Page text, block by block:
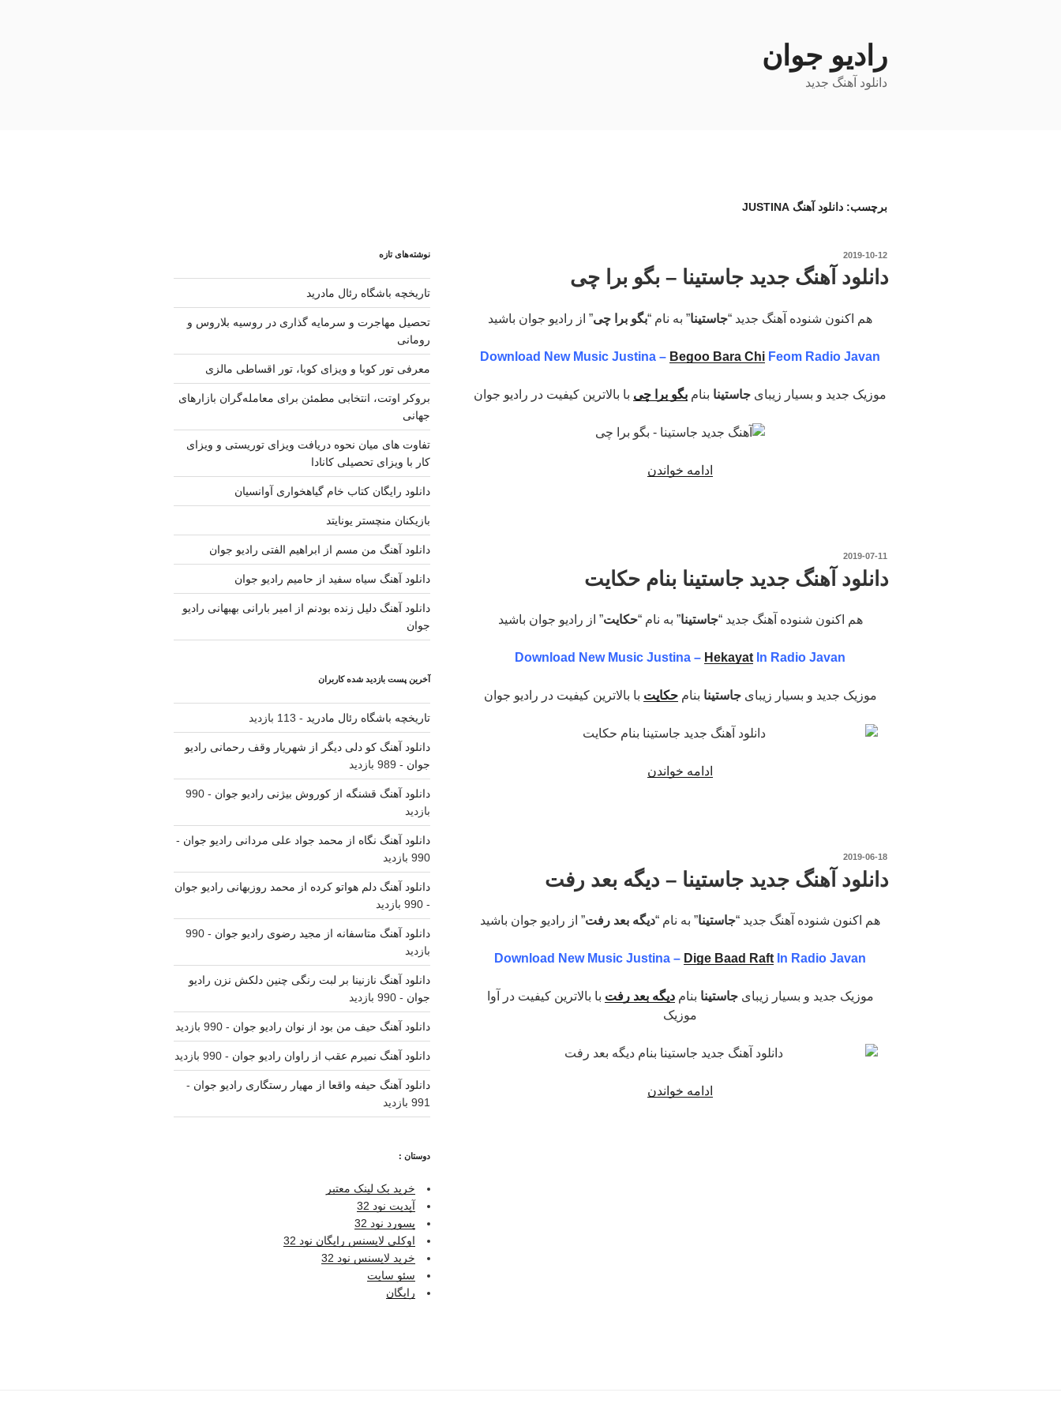
رادیو جوان
دانلود آهنگ جدید
برچسب: دانلود آهنگ JUSTINA
نوشته‌شده
2019-10-12
دانلود آهنگ جدید جاستینا – بگو برا چی
هم اکنون شنوده آهنگ جدید “جاستینا” به نام “بگو برا چی” از رادیو جوان باشید
Download New Music Justina – Begoo Bara Chi Feom Radio Javan
موزیک جدید و بسیار زیبای جاستینا بنام بگو برا چی با بالاترین کیفیت در رادیو جوان
ادامه خواندن“دانلود
برا
نوشته‌شده
2019-07-11
دانلود آهنگ جدید جاستینا بنام حکایت
هم اکنون شنوده آهنگ جدید “جاستینا” به نام “حکایت” از رادیو جوان باشید
Download New Music Justina – Hekayat In Radio Javan
موزیک جدید و بسیار زیبایجاستینا بنام حکایت با بالاترین کیفیت در رادیو جوان
ادامه خواندن“دانلود
حکایت”
نوشته‌شده
2019-06-18
دانلود آهنگ جدید جاستینا – دیگه بعد رفت
هم اکنون شنوده آهنگ جدید “جاستینا” به نام “دیگه بعد رفت” از رادیو جوان باشید
Download New Music Justina – Dige Baad Raft In Radio Javan
موزیک جدید و بسیار زیبایجاستینا بنام دیگه بعد رفت با بالاترین کیفیت در آوا
موزیک
ادامه خواندن“دانلود
نوشته‌های تازه
تاریخچه باشگاه رئال مادرید
تحصیل مهاجرت و سرمایه گذاری در روسیه بلاروس و
رومانی
معرفی تور کوبا و ویزای کوبا، تور اقساطی مالزی
بروکر اوتت، انتخابی مطمئن برای معامله‌گران بازارهای
جهانی
تفاوت های میان نحوه دریافت ویزای توریستی و ویزای
کار با ویزای تحصیلی کانادا
دانلود رایگان کتاب خام گیاهخواری آوانسیان
بازیکنان منچستر یونایتد
دانلود آهنگ من مسم از ابراهیم الفتی رادیو جوان
دانلود آهنگ سیاه سفید از حامیم رادیو جوان
دانلود آهنگ دلیل زنده بودنم از امیر بارانی بهبهانی رادیو
جوان
آخرین پست بازدید شده کاربران
تاریخچه باشگاه رئال مادرید - 113 بازدید
دانلود آهنگ کو دلی دیگر از شهریار وقف رحمانی رادیو
جوان - 989 بازدید
دانلود آهنگ قشنگه از کوروش بیژنی رادیو جوان
- 990
بازدید
دانلود آهنگ نگاه از محمد جواد علی مردانی رادیو جوان -
990 بازدید
دانلود آهنگ دلم هواتو کرده از محمد روزبهانی رادیو جوان
- 990 بازدید
دانلود آهنگ متاسفانه از مجید رضوی رادیو جوان
- 990
بازدید
دانلود آهنگ نازنینا بر لبت رنگی چنین دلکش نزن رادیو
جوان - 990 بازدید
دانلود آهنگ حیف من بود از نوان رادیو جوان - 990 بازدید
دانلود آهنگ نمیرم عقب از راوان رادیو جوان - 990 بازدید
دانلود آهنگ حیفه واقعا از مهیار رستگاری رادیو جوان -
991 بازدید
دوستان :
خرید بک لینک معتبر
آپدیت نود 32
پسورد نود 32
اوکلی لایسنس رایگان نود 32
خرید لایسنس نود 32
سئو سایت
رایگان